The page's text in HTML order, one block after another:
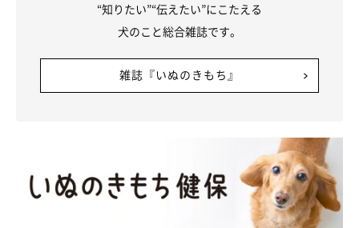
せん。でも数十分でも留守番をさせてからて帰宅すると、いつも
のクールさを一変させてしっぽブンブン＋ヒコーキ耳で飛び上が
らんばかりに大歓迎で迎えてくれる所など、もう可愛くて飼い主
の気持ち鷲掴みされちゃいます」
飼い主さん：
“知りたい”“伝えたい”にこたえる
犬のこと総合雑誌です。
雑誌『いぬのきもち』